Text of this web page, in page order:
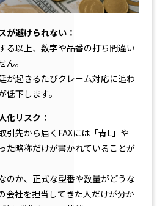
が避けられない：
る以上、数字や品番の打ち間違い
ん。
が起きるたびクレーム対応に追わ
低下します。
化リスク：
引先から届くFAXには「青L」や
た略称だけが書かれていることが
のか、正式な型番や数量がどうな
会社を担当してきた人だけが分か